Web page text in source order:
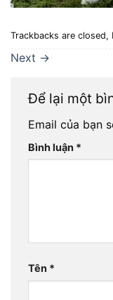
Trackbacks are closed,
Next →
Để lại một
Email của bạn
Bình luận *
Tên *